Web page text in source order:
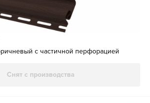
с частичной перфорацией
Снят с производства